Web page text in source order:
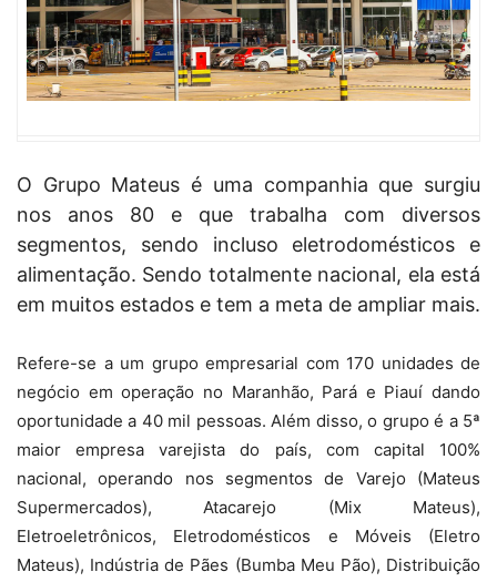
O Grupo Mateus é uma companhia que surgiu
nos anos 80 e que trabalha com diversos
segmentos, sendo incluso eletrodomésticos e
alimentação. Sendo totalmente nacional, ela está
em muitos estados e tem a meta de ampliar mais.
Refere-se a um grupo empresarial com 170 unidades de
negócio em operação no Maranhão, Pará e Piauí dando
oportunidade a 40 mil pessoas. Além disso, o grupo é a 5ª
maior empresa varejista do país, com capital 100%
nacional, operando nos segmentos de Varejo (Mateus
Supermercados), Atacarejo (Mix Mateus),
Eletroeletrônicos, Eletrodomésticos e Móveis (Eletro
Mateus), Indústria de Pães (Bumba Meu Pão), Distribuição